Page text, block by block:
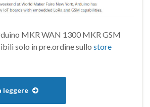
MKR WAN 1300 MKR GSM
solo in pre.ordine sullo store
leggere